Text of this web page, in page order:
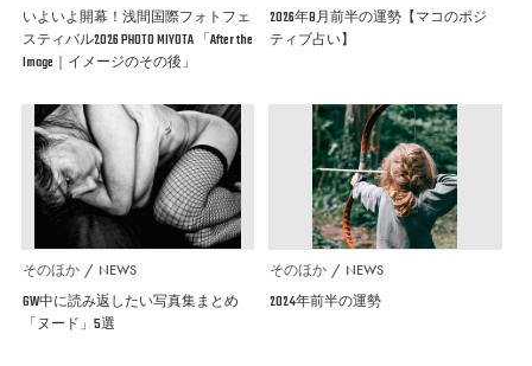
いよいよ開幕！浅間国際フォトフェ
スティバル2026 PHOTO MIYOTA 「After the
Image｜イメージのその後」
2026年8月前半の運勢【マコのポジ
ティブ占い】
そのほか NEWS
GW中に読み返したい写真集まとめ
「ヌード」5選
そのほか NEWS
2024年前半の運勢